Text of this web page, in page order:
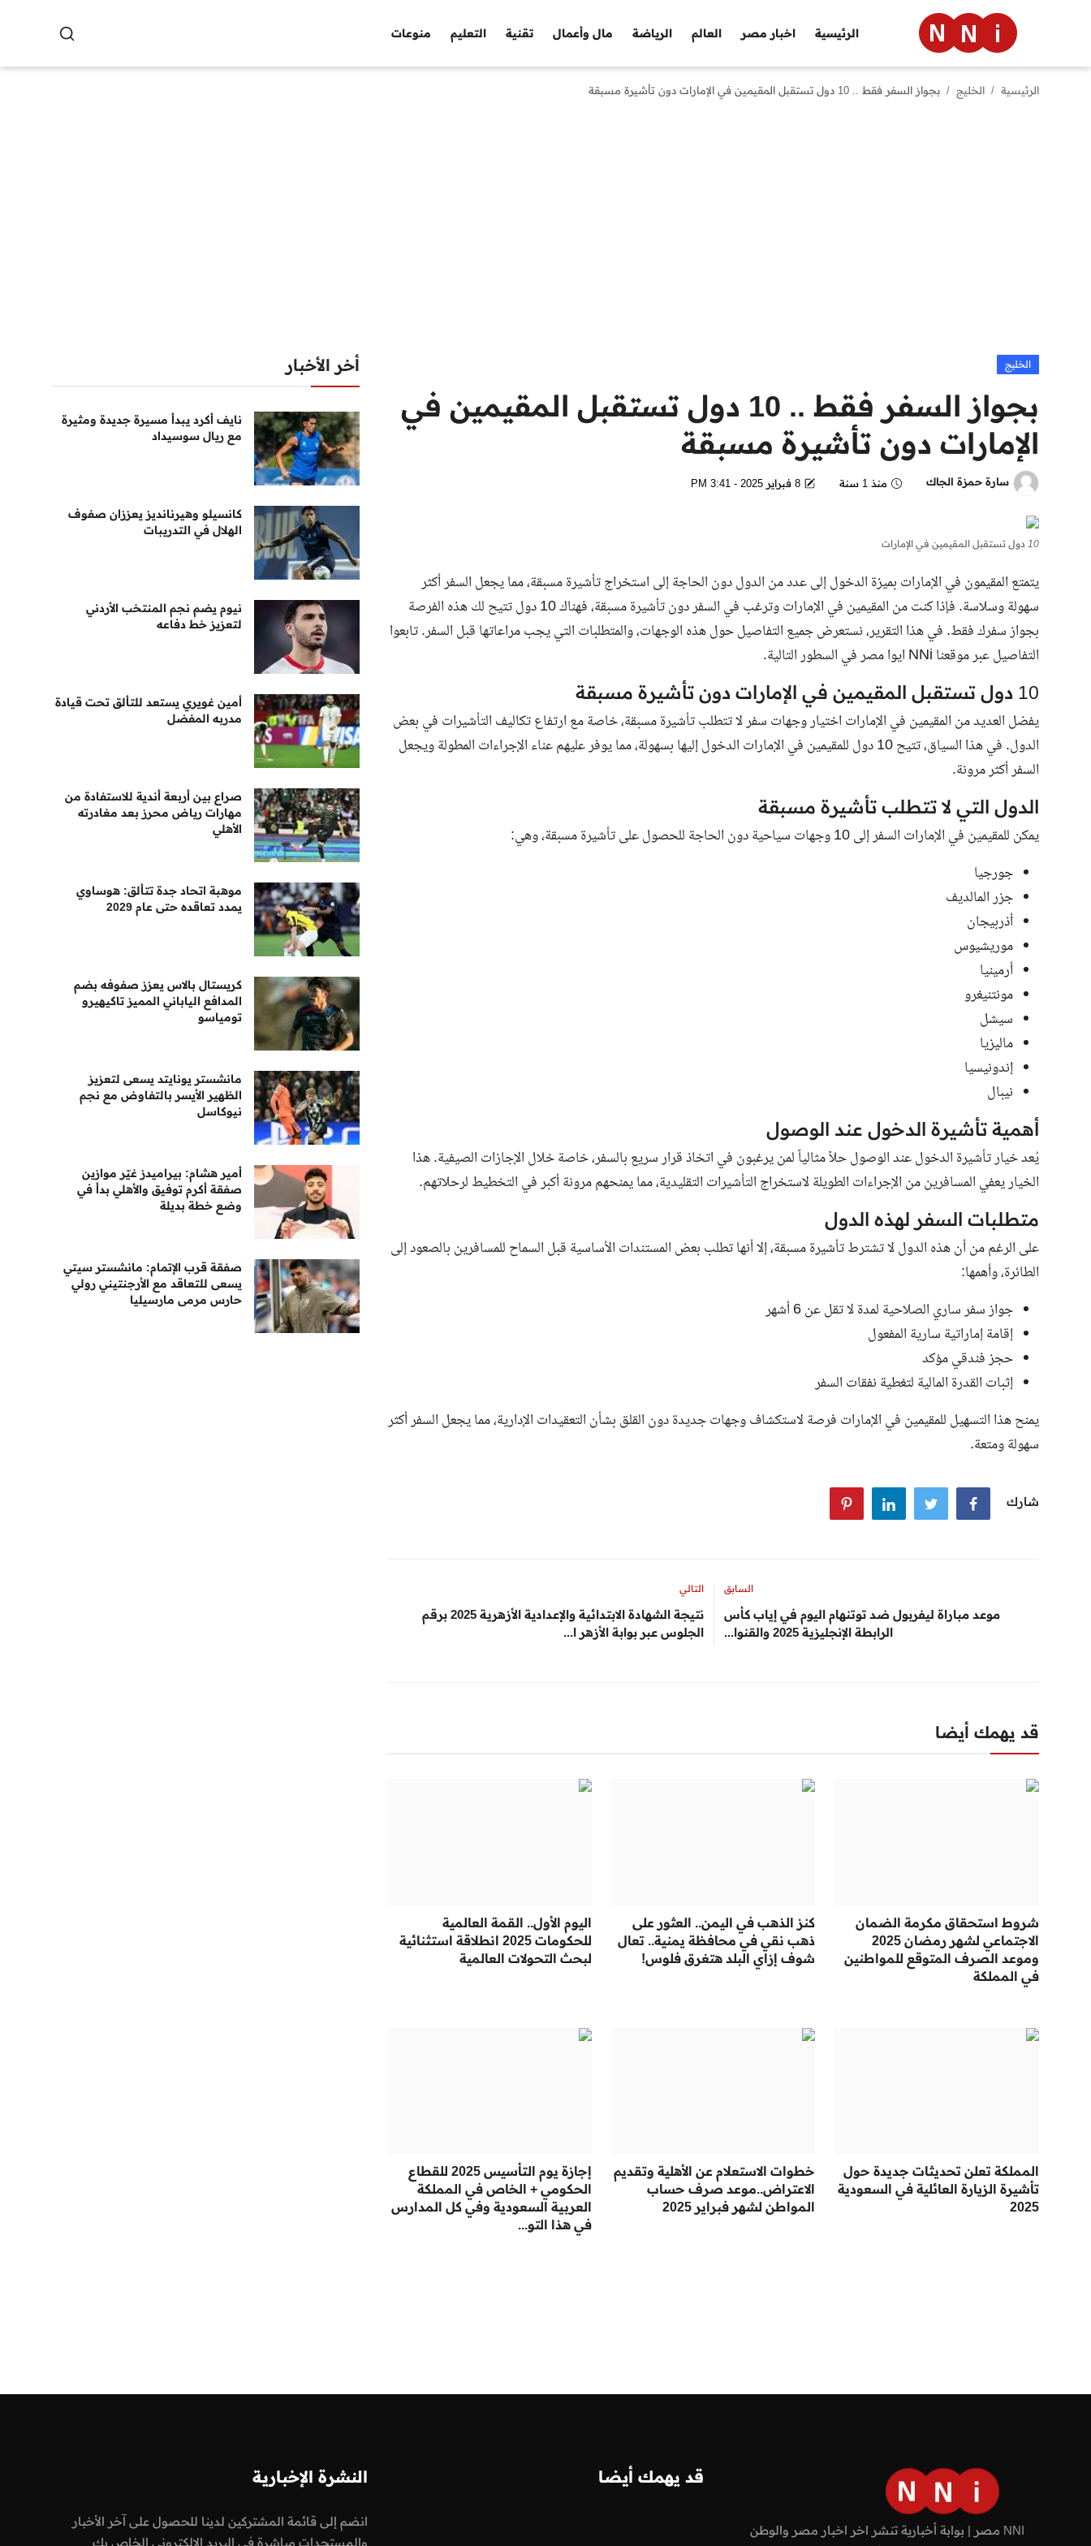
الرئيسية اخبار مصر العالم الرياضة مال وأعمال تقنية التعليم منوعات
منوعات
الرئيسية الخليج بجواز السفر فقط .. 10 دول تستقبل المقيمين في الإمارات دون تأشيرة مسبقة
الخليج
بجواز السفر فقط .. 10 دول تستقبل المقيمين في
الإمارات دون تأشيرة مسبقة
سارة حمزة الجاك منذ 1 سنة 8 فبراير 2025 - 3:41 PM
10 دول تستقبل المقيمين في الإمارات
يتمتع المقيمون في الإمارات بميزة الدخول إلى عدد من الدول دون الحاجة إلى استخراج تأشيرة مسبقة، مما يجعل السفر أكثر
سهولة وسلاسة. فإذا كنت من المقيمين في الإمارات وترغب في السفر دون تأشيرة مسبقة، فهناك 10 دول تتيح لك هذه الفرصة
بجواز سفرك فقط. في هذا التقرير، نستعرض جميع التفاصيل حول هذه الوجهات، والمتطلبات التي يجب مراعاتها قبل السفر. تابعوا
التفاصيل عبر موقعنا NNi ايوا مصر في السطور التالية.
10 دول تستقبل المقيمين في الإمارات دون تأشيرة مسبقة
يفضل العديد من المقيمين في الإمارات اختيار وجهات سفر لا تتطلب تأشيرة مسبقة، خاصة مع ارتفاع تكاليف التأشيرات في بعض
الدول. في هذا السياق، تتيح 10 دول للمقيمين في الإمارات الدخول إليها بسهولة، مما يوفر عليهم عناء الإجراءات المطولة ويجعل
السفر أكثر مرونة.
الدول التي لا تتطلب تأشيرة مسبقة
يمكن للمقيمين في الإمارات السفر إلى 10 وجهات سياحية دون الحاجة للحصول على تأشيرة مسبقة، وهي:
جورجيا
جزر المالديف
أذربيجان
موريشيوس
أرمينيا
مونتنيغرو
سيشل
ماليزيا
إندونيسيا
نيبال
أهمية تأشيرة الدخول عند الوصول
يُعد خيار تأشيرة الدخول عند الوصول حلاً مثالياً لمن يرغبون في اتخاذ قرار سريع بالسفر، خاصة خلال الإجازات الصيفية. هذا
الخيار يعفي المسافرين من الإجراءات الطويلة لاستخراج التأشيرات التقليدية، مما يمنحهم مرونة أكبر في التخطيط لرحلاتهم.
متطلبات السفر لهذه الدول
على الرغم من أن هذه الدول لا تشترط تأشيرة مسبقة، إلا أنها تطلب بعض المستندات الأساسية قبل السماح للمسافرين بالصعود إلى
الطائرة، وأهمها:
جواز سفر ساري الصلاحية لمدة لا تقل عن 6 أشهر
إقامة إماراتية سارية المفعول
حجز فندقي مؤكد
إثبات القدرة المالية لتغطية نفقات السفر
يمنح هذا التسهيل للمقيمين في الإمارات فرصة لاستكشاف وجهات جديدة دون القلق بشأن التعقيدات الإدارية، مما يجعل السفر أكثر
سهولة ومتعة.
شارك
السابق
موعد مباراة ليفربول ضد توتنهام اليوم في إياب كأس
الرابطة الإنجليزية 2025 والقنوا...
التالي
نتيجة الشهادة الابتدائية والإعدادية الأزهرية 2025 برقم
الجلوس عبر بوابة الأزهر ا...
قد يهمك أيضا
شروط استحقاق مكرمة الضمان
الاجتماعي لشهر رمضان 2025
وموعد الصرف المتوقع للمواطنين
في المملكة
كنز الذهب في اليمن.. العثور على
ذهب نقي في محافظة يمنية.. تعال
شوف إزاي البلد هتغرق فلوس!
اليوم الأول.. القمة العالمية
للحكومات 2025 انطلاقة استثنائية
لبحث التحولات العالمية
المملكة تعلن تحديثات جديدة حول
تأشيرة الزيارة العائلية في السعودية
2025
خطوات الاستعلام عن الأهلية وتقديم
الاعتراض..موعد صرف حساب
المواطن لشهر فبراير 2025
إجازة يوم التأسيس 2025 للقطاع
الحكومي + الخاص في المملكة
العربية السعودية وفي كل المدارس
في هذا التو...
أخر الأخبار
نايف أكرد يبدأ مسيرة جديدة ومثيرة
مع ريال سوسيداد
كانسيلو وهيرنانديز يعززان صفوف
الهلال في التدريبات
نيوم يضم نجم المنتخب الأردني
لتعزيز خط دفاعه
أمين غويري يستعد للتألق تحت قيادة
مدربه المفضل
صراع بين أربعة أندية للاستفادة من
مهارات رياض محرز بعد مغادرته
الأهلي
موهبة اتحاد جدة تتألق: هوساوي
يمدد تعاقده حتى عام 2029
كريستال بالاس يعزز صفوفه بضم
المدافع الياباني المميز تاكيهيرو
تومياسو
مانشستر يونايتد يسعى لتعزيز
الظهير الأيسر بالتفاوض مع نجم
نيوكاسل
أمير هشام: بيراميدز غيّر موازين
صفقة أكرم توفيق والأهلي بدأ في
وضع خطة بديلة
صفقة قرب الإتمام: مانشستر سيتي
يسعى للتعاقد مع الأرجنتيني رولي
حارس مرمى مارسيليا
NNI مصر | بوابة أخبارية تنشر اخر اخبار مصر والوطن
قد يهمك أيضا النشرة الإخبارية
انضم إلى قائمة المشتركين لدينا للحصول على آخر الأخبار
والمستجدات مباشرة في البريد الالكتروني الخاص بك